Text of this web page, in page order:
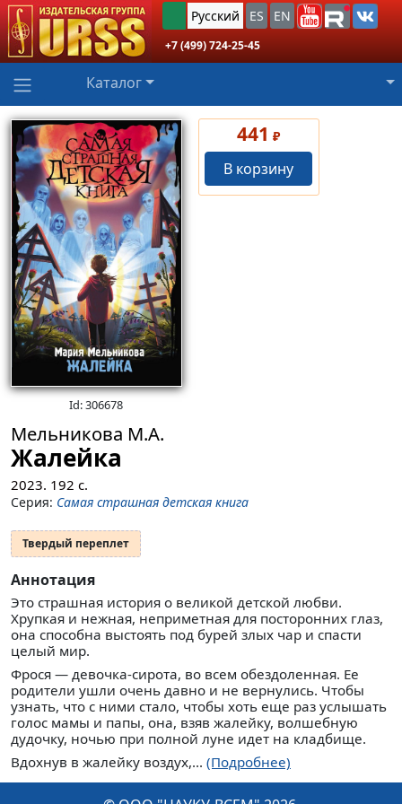
Русский ES EN
+7 (499) 724-25-45
Каталог
Id: 306678
441 ₽
В корзину
Мельникова М.А.
Жалейка
2023. 192 с.
Серия: Самая страшная детская книга
Твердый переплет
Аннотация
Это страшная история о великой детской любви.
Хрупкая и нежная, неприметная для посторонних глаз,
она способна выстоять под бурей злых чар и спасти
целый мир.
Фрося — девочка-сирота, во всем обездоленная. Ее
родители ушли очень давно и не вернулись. Чтобы
узнать, что с ними стало, чтобы хоть еще раз услышать
голос мамы и папы, она, взяв жалейку, волшебную
дудочку, ночью при полной луне идет на кладбище.
Вдохнув в жалейку воздух,... (Подробнее)